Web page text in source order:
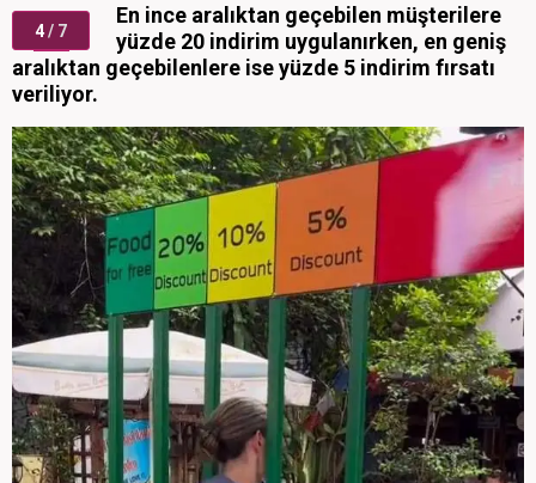
4/ 7
En ince aralıktan geçebilen müşterilere
yüzde 20 indirim uygulanırken, en geniş
aralıktan geçebilenlere ise yüzde 5 indirim fırsatı
veriliyor.